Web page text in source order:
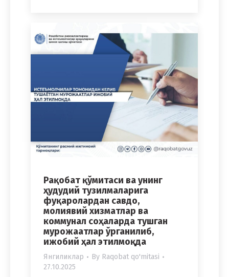
Рақобат қўмитаси ва унинг
ҳудудий тузилмаларига
фуқаролардан савдо,
молиявий хизматлар ва
коммунал соҳаларда тушган
мурожаатлар ўрганилиб,
ижобий ҳал этилмоқда
Янгиликлар By Raqobat qo'mitasi
27.10.2025